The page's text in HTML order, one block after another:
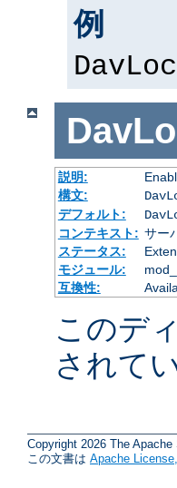
例
説明:
構文:
デフォルト:
コンテキスト: サー
ステータス:
モジュール:
互換性:
このデ
されて
Copyright 2026 The Apache
この文書は Apache